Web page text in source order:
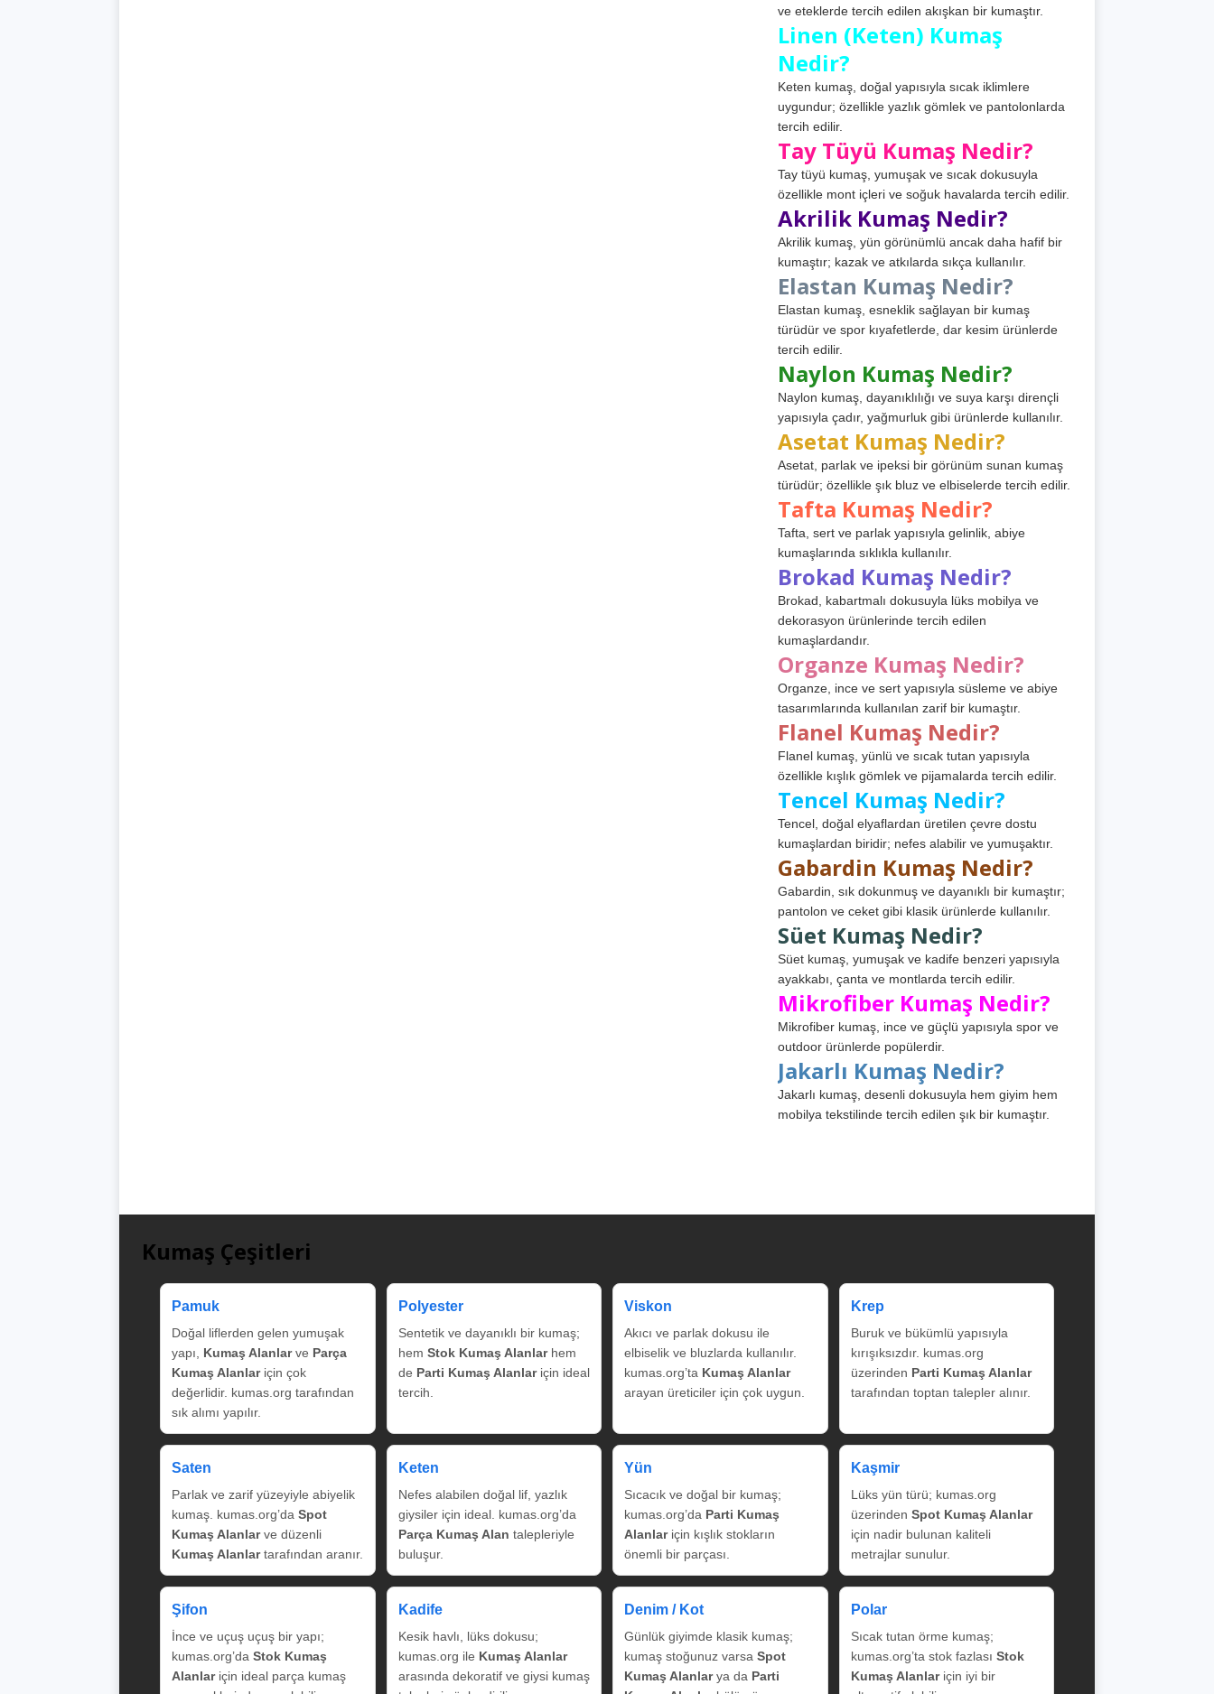
ve eteklerde tercih edilen akışkan bir kumaştır.
Linen (Keten) Kumaş
Nedir?
Keten kumaş, doğal yapısıyla sıcak iklimlere
uygundur; özellikle yazlık gömlek ve pantolonlarda
tercih edilir.
Tay Tüyü Kumaş Nedir?
Tay tüyü kumaş, yumuşak ve sıcak dokusuyla
özellikle mont içleri ve soğuk havalarda tercih edilir.
Akrilik Kumaş Nedir?
Akrilik kumaş, yün görünümlü ancak daha hafif bir
kumaştır; kazak ve atkılarda sıkça kullanılır.
Elastan Kumaş Nedir?
Elastan kumaş, esneklik sağlayan bir kumaş
türüdür ve spor kıyafetlerde, dar kesim ürünlerde
tercih edilir.
Naylon Kumaş Nedir?
Naylon kumaş, dayanıklılığı ve suya karşı dirençli
yapısıyla çadır, yağmurluk gibi ürünlerde kullanılır.
Asetat Kumaş Nedir?
Asetat, parlak ve ipeksi bir görünüm sunan kumaş
türüdür; özellikle şık bluz ve elbiselerde tercih edilir.
Tafta Kumaş Nedir?
Tafta, sert ve parlak yapısıyla gelinlik, abiye
kumaşlarında sıklıkla kullanılır.
Brokad Kumaş Nedir?
Brokad, kabartmalı dokusuyla lüks mobilya ve
dekorasyon ürünlerinde tercih edilen
kumaşlardandır.
Organze Kumaş Nedir?
Organze, ince ve sert yapısıyla süsleme ve abiye
tasarımlarında kullanılan zarif bir kumaştır.
Flanel Kumaş Nedir?
Flanel kumaş, yünlü ve sıcak tutan yapısıyla
özellikle kışlık gömlek ve pijamalarda tercih edilir.
Tencel Kumaş Nedir?
Tencel, doğal elyaflardan üretilen çevre dostu
kumaşlardan biridir; nefes alabilir ve yumuşaktır.
Gabardin Kumaş Nedir?
Gabardin, sık dokunmuş ve dayanıklı bir kumaştır;
pantolon ve ceket gibi klasik ürünlerde kullanılır.
Süet Kumaş Nedir?
Süet kumaş, yumuşak ve kadife benzeri yapısıyla
ayakkabı, çanta ve montlarda tercih edilir.
Mikrofiber Kumaş Nedir?
Mikrofiber kumaş, ince ve güçlü yapısıyla spor ve
outdoor ürünlerde popülerdir.
Jakarlı Kumaş Nedir?
Jakarlı kumaş, desenli dokusuyla hem giyim hem
mobilya tekstilinde tercih edilen şık bir kumaştır.
Kumaş Çeşitleri
Pamuk
Doğal liflerden gelen yumuşak
yapı, Kumaş Alanlarve Parça
Kumaş Alanlariçin çok
değerlidir. kumas.org tarafından
sık alımı yapılır.
Polyester
Sentetik ve dayanıklı bir kumaş;
hem Stok Kumaş Alanlarhem
de Parti Kumaş Alanlariçin ideal
tercih.
Viskon
Akıcı ve parlak dokusu ile
elbiselik ve bluzlarda kullanılır.
kumas.org’ta Kumaş Alanlar
arayan üreticiler için çok uygun.
Krep
Buruk ve bükümlü yapısıyla
kırışıksızdır. kumas.org
üzerinden Parti Kumaş Alanlar
tarafından toptan talepler alınır.
Saten
Parlak ve zarif yüzeyiyle abiyelik
kumaş. kumas.org’da Spot
Kumaş Alanlarve düzenli
Kumaş Alanlartarafından aranır.
Keten
Nefes alabilen doğal lif, yazlık
giysiler için ideal. kumas.org’da
Parça Kumaş Alan talepleriyle
buluşur.
Yün
Sıcacık ve doğal bir kumaş;
kumas.org’da Parti Kumaş
Alanlariçin kışlık stokların
önemli bir parçası.
Kaşmir
Lüks yün türü; kumas.org
üzerinden Spot Kumaş Alanlar
için nadir bulunan kaliteli
metrajlar sunulur.
Şifon
İnce ve uçuş uçuş bir yapı;
kumas.org’da Stok Kumaş
Alanlariçin ideal parça kumaş
Kadife
Kesik havlı, lüks dokusu;
kumas.org ile Kumaş Alanlar
arasında dekoratif ve giysi kumaş
Denim / Kot
Günlük giyimde klasik kumaş;
kumaş stoğunuz varsa Spot
Kumaş Alanlarya da Parti
Polar
Sıcak tutan örme kumaş;
kumas.org’ta stok fazlası Stok
Kumaş Alanlariçin iyi bir